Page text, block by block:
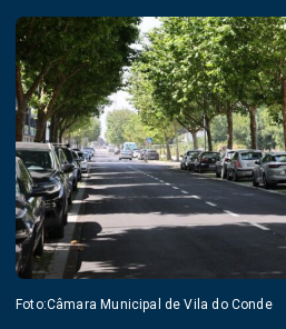
Foto:Câmara Municipal de Vila do Conde